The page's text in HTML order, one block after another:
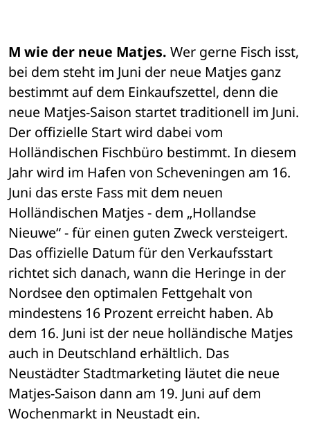
M wie der neue Matjes. Wer gerne Fisch isst,
bei dem steht im Juni der neue Matjes ganz
bestimmt auf dem Einkaufszettel, denn die
neue Matjes-Saison startet traditionell im Juni.
Der offizielle Start wird dabei vom
Holländischen Fischbüro bestimmt. In diesem
Jahr wird im Hafen von Scheveningen am 16.
Juni das erste Fass mit dem neuen
Holländischen Matjes - dem „Hollandse
Nieuwe“ - für einen guten Zweck versteigert.
Das offizielle Datum für den Verkaufsstart
richtet sich danach, wann die Heringe in der
Nordsee den optimalen Fettgehalt von
mindestens 16 Prozent erreicht haben. Ab
dem 16. Juni ist der neue holländische Matjes
auch in Deutschland erhältlich. Das
Neustädter Stadtmarketing läutet die neue
Matjes-Saison dann am 19. Juni auf dem
Wochenmarkt in Neustadt ein.